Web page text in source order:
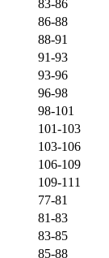
83-86
86-88
88-91
91-93
93-96
96-98
98-101
101-103
103-106
106-109
109-111
77-81
81-83
83-85
85-88